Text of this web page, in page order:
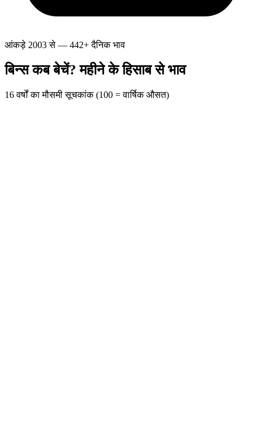
आंकड़े 2003 से — 442+ दैनिक भाव
बिन्स कब बेचें? महीने के हिसाब से भाव
16 वर्षों का मौसमी सूचकांक (100 = वार्षिक औसत)